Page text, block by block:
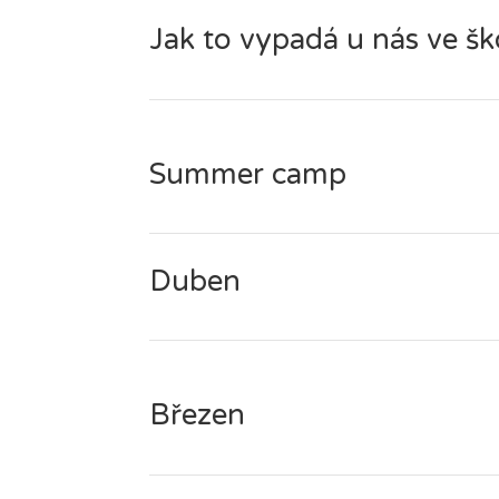
Jak to vypadá u nás ve
Summer camp
Duben
Březen